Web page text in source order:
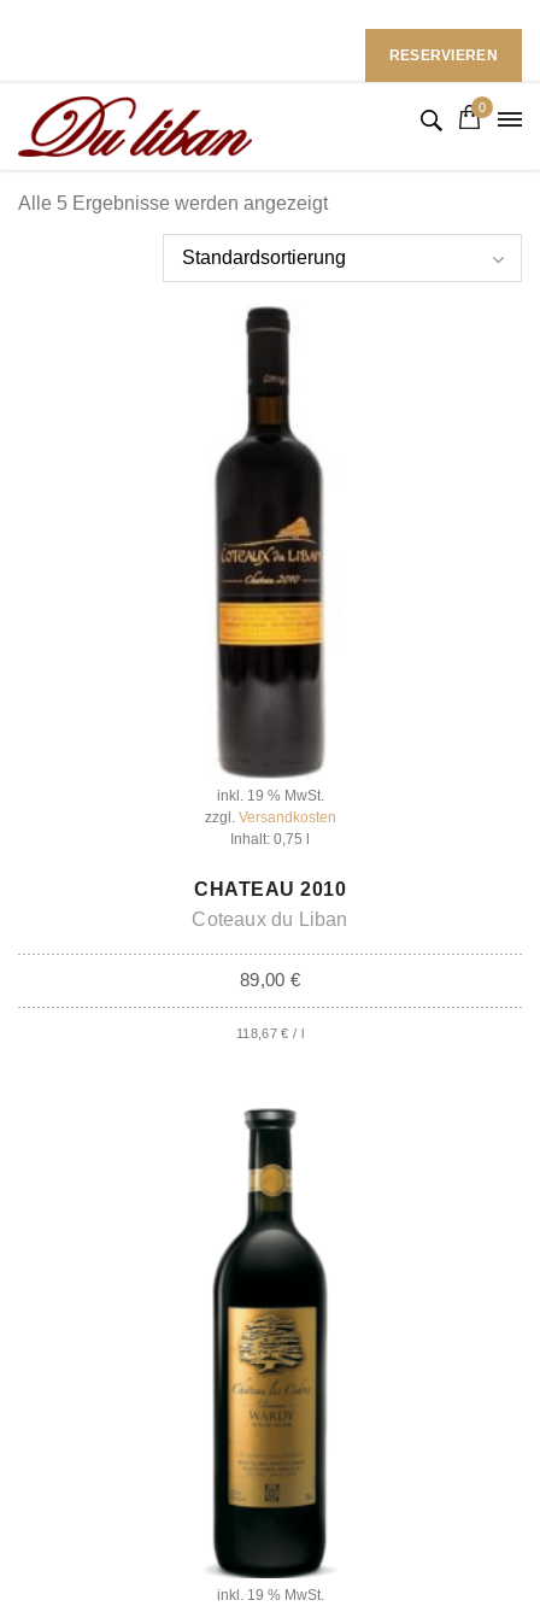
RESERVIEREN
0
Alle 5 Ergebnisse werden angezeigt
inkl. 19 % MwSt.
zzgl. Versandkosten
Inhalt: 0,75 l
IN DEN WARENKORB
CHATEAU 2010
Coteaux du Liban
89,00 €
118,67€ / l
inkl. 19 % MwSt.